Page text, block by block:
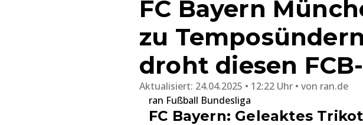
FC Bayern
zu
droht diesen
Aktualisiert: 24.04.2025 • 12:22 Uhr von ran.de
ran Fußball Bundesliga
FC Bayern: Geleaktes